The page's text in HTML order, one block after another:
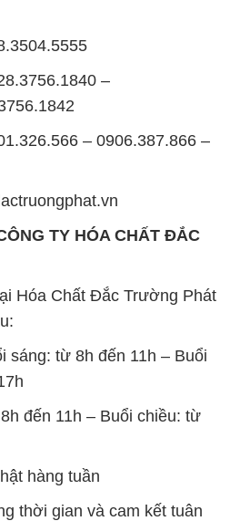
–
– 0906.387.866 –
TY HÓA CHẤT ĐẮC
Hóa Chất Đắc Trường Phát
sáng: từ 8h đến 11h – Buổi
đến 11h – Buổi chiều: từ
hàng tuần
thời gian và cam kết tuân